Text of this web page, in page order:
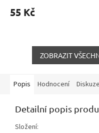
55 Kč
ZOBRAZIT
Popis Hodnocení Diskuze
Detailní popis
Složení: